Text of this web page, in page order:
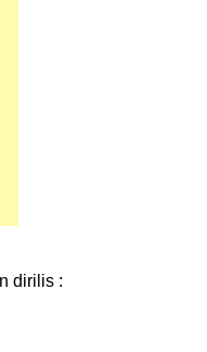
dirilis :